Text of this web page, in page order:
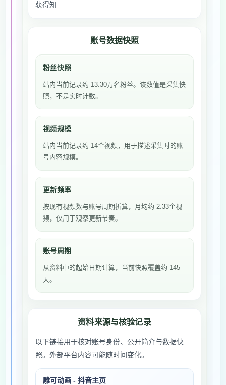
获得知...
账号数据快照
粉丝快照
站内当前记录约 13.30万名粉丝。该数值是采集快
照，不是实时计数。
视频规模
站内当前记录约 14个视频，用于描述采集时的账
号内容规模。
更新频率
按现有视频数与账号周期折算，月均约 2.33个视
频，仅用于观察更新节奏。
账号周期
从资料中的起始日期计算，当前快照覆盖约 145
天。
资料来源与核验记录
以下链接用于核对账号身份、公开简介与数据快
照。外部平台内容可能随时间变化。
雕可动画 - 抖音主页